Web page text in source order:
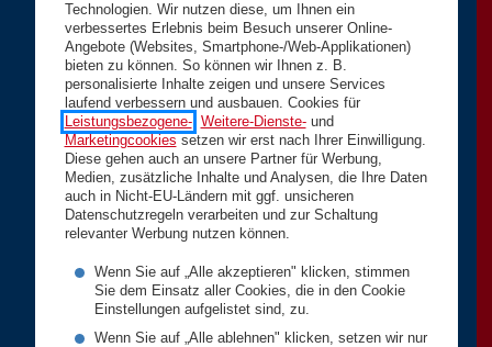
Technologien. Wir nutzen diese, um Ihnen ein
verbessertes Erlebnis beim Besuch unserer Online-
Angebote (Websites, Smartphone-/Web-Applikationen)
bieten zu können. So können wir Ihnen z. B.
personalisierte Inhalte zeigen und unsere Services
laufend verbessern und ausbauen. Cookies für
Leistungsbezogene-, Weitere-Dienste-und
Marketingcookies setzen wir erst nach Ihrer Einwilligung.
Diese gehen auch an unsere Partner für Werbung,
Medien, zusätzliche Inhalte und Analysen, die Ihre Daten
auch in Nicht-EU-Ländern mit ggf. unsicheren
Datenschutzregeln verarbeiten und zur Schaltung
relevanter Werbung nutzen können.
Wenn Sie auf „Alle akzeptieren" klicken, stimmen
Sie dem Einsatz aller Cookies, die in den Cookie
Einstellungen aufgelistet sind, zu.
Wenn Sie auf „Alle ablehnen" klicken, setzen wir nur